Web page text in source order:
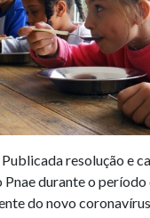
resolução e
Pnae durante o
do novo coronavírus